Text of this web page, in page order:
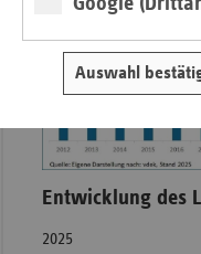
Auswahl
Entwicklung des
2025